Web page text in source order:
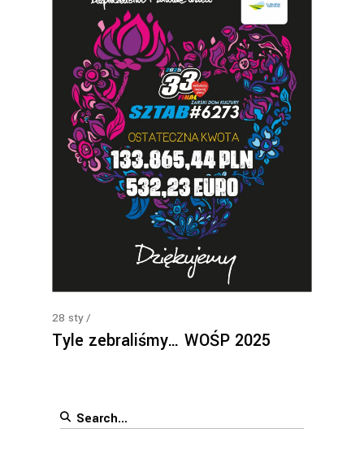
28 sty
Tyle zebraliśmy… WOŚP 2025
Search